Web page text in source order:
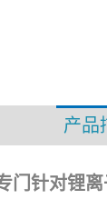
产品
门针对锂